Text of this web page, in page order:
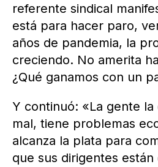
referente sindical
está para hacer paro,
años de pandemia, la
creciendo. No amerita
¿Qué ganamos con un
Y continuó: «La gente la
mal, tiene problemas
alcanza la plata para
que sus dirigentes están